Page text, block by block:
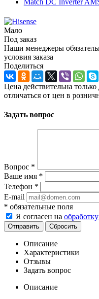
Мало
Под заказ
Наши менеджеры
условия заказа
Поделиться
Цена действительна
отличаться от цен в
Задать вопрос
Вопрос *
Ваше имя *
Телефон *
E-mail
* обязательные поля
Я согласен на
Отправить Сбросить
Описание
Характеристики
Отзывы
Задать вопрос
Описание